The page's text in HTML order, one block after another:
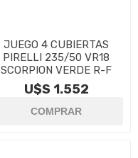
JUEGO 4 CUBIERTAS
PIRELLI 235/50 VR18
SCORPION VERDE R-F
U$S 1.552